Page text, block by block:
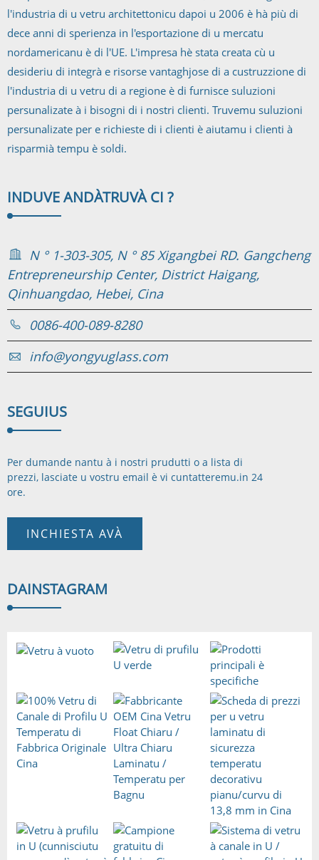
l'industria di u vetru architettonicu dapoi u 2006 è hà più di
dece anni di sperienza in l'esportazione di u mercatu
nordamericanu è di l'UE. L'impresa hè stata creata cù u
desideriu di integrà e risorse vantaghjose di a custruzzione di
l'industria di u vetru di a regione è di furnisce suluzioni
persunalizate à i bisogni di i nostri clienti. Truvemu suluzioni
persunalizate per e richieste di i clienti è aiutamu i clienti à
risparmià tempu è soldi.
INDUVE ANDÀTRUVÀ CI ?
N ° 1-303-305, N ° 85 Xigangbei RD. Gangcheng
Entrepreneurship Center, District Haigang,
Qinhuangdao, Hebei, Cina
0086-400-089-8280
info@yongyuglass.com
SEGUIUS
Per dumande nantu à i nostri prudutti o a lista di
prezzi, lasciate u vostru email è vi cuntatteremu.in 24
ore.
INCHIESTA AVÀ
DAINSTAGRAM